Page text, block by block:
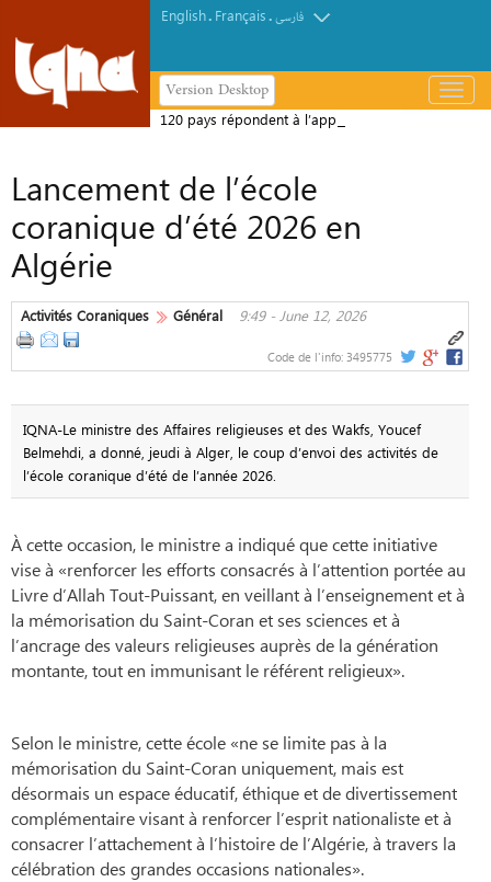
English. Français.فارسی
Version Desktop
باز
و
120 pays répondent à l’appel du Prix
Lancement de l’école
coranique d’été 2026 en
Algérie
Activités Coraniques Général 9:49 - June 12, 2026
Code de l'info: 3495775
IQNA-Le ministre des Affaires religieuses et des Wakfs, Youcef
Belmehdi, a donné, jeudi à Alger, le coup d’envoi des activités de
l’école coranique d’été de l’année 2026.
À cette occasion, le ministre a indiqué que cette initiative
vise à «renforcer les efforts consacrés à l’attention portée au
Livre d’Allah Tout-Puissant, en veillant à l’enseignement et à
la mémorisation du Saint-Coran et ses sciences et à
l’ancrage des valeurs religieuses auprès de la génération
montante, tout en immunisant le référent religieux».
Selon le ministre, cette école «ne se limite pas à la
mémorisation du Saint-Coran uniquement, mais est
désormais un espace éducatif, éthique et de divertissement
complémentaire visant à renforcer l’esprit nationaliste et à
consacrer l’attachement à l’histoire de l’Algérie, à travers la
célébration des grandes occasions nationales».